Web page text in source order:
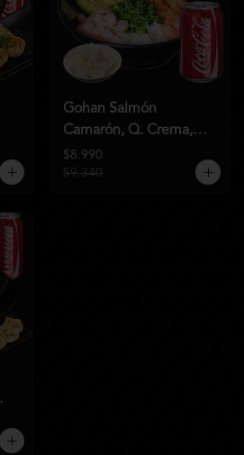
Gohan Salmón
Camarón, Q. Crema,
Bebida
$8.990
$9.340